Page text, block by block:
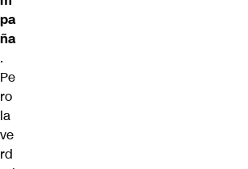
pa
ña
.
Pe
ro
la
ve
rd